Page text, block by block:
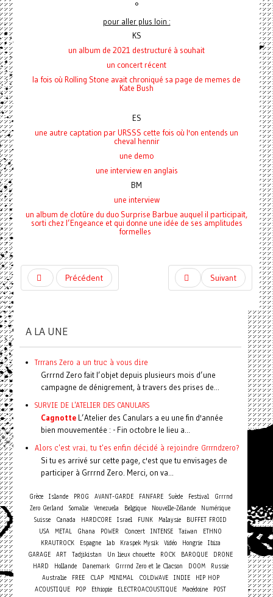
°
pour aller plus loin :
KS
un album de 2021 destructuré à souhait
un concert récent
la fois où Rolling Stone avait chroniqué sa page de memes de
Kate Bush
ES
une autre captation par URSSS cette fois où l'on entends un
cheval hennir
une demo
une interview en anglais
BM
une interview
un album de clotûre du duo Surprise Barbue auquel il participait,
sorti chez l’Engeance et qui donne une idée de ses amplitudes
formelles
Précédent Suivant
A LA UNE
Trrrans Zero a un truc à vous dire
Grrrnd Zero fait l’objet depuis plusieurs mois d’une
campagne de dénigrement, à travers des prises de...
SURVIE DE L'ATELIER DES CANULARS
CagnotteL’Atelier des Canulars a eu une fin d'année
bien mouvementée : - Fin octobre le lieu a...
Alors c'est vrai, tu t'es enfin décidé à rejoindre Grrrndzero?
Si tu es arrivé sur cette page, c'est que tu envisages de
participer à Grrrnd Zero. Merci, on va...
Grèce Islande PROG AVANT-GARDE FANFARE Suède Festival
Grrrnd
Zero Gerland
Somalie Venezuela Belgique Nouvelle-Zélande
Numérique
Suisse
Canada HARDCORE Israel FUNK Malaysie
BUFFET FROID
USA METAL Ghana POWER Concert INTENSE Taiwan
ETHNO
KRAUTROCK
Espagne lab Kraspek Mysik Vidéo Hongrie
Ibiza
GARAGE ART Tadjikistan Un lieux chouette ROCK BAROQUE
DRONE
HARD
Hollande Danemark Grrrnd Zero et le Clacson DOOM
Russie
Australie
FREE CLAP MINIMAL COLDWAVE INDIE
HIP HOP
ACOUSTIQUE
POP Ethiopie ELECTROACOUSTIQUE Macédoine
POST